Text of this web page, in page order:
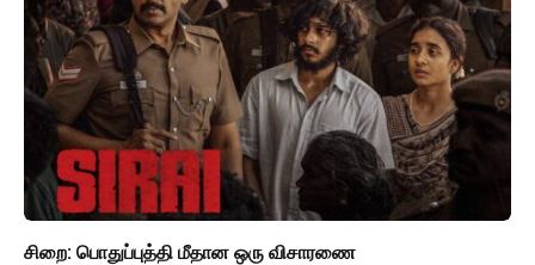
சிறை: பொதுப்புத்தி மீதான ஒரு விசாரணை